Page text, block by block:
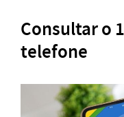
Consultar o
telefone